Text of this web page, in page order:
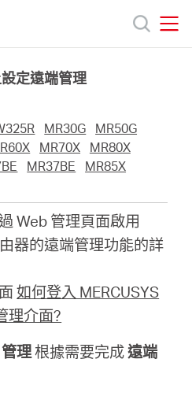
定遠端管理
MR30G
MR50G
MR70X
MR80X
MR37BE
MR85X
Web 管理頁面啟用
器的遠端管理功能的詳
如何登入 MERCUSYS
理介面?
管理根據需要完成遠端